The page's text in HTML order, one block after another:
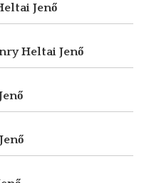
Jenő
Heltai Jenő